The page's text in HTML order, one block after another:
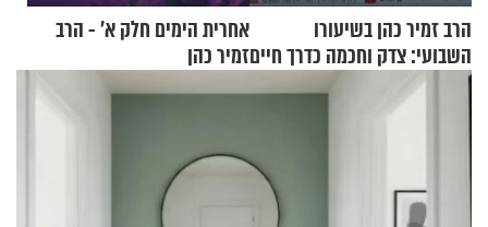
הרב זמיר כהן בשיעורו
השבועי: צדק וחכמה כדרך חיים
אחרית הימים חלק א’ - הרב
זמיר כהן